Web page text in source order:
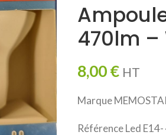
470lm –
8,00€ HT
Marque
Référence Led